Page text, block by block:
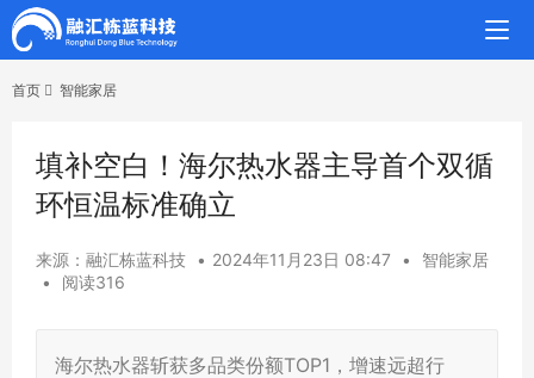
首页 智能家居
填补空白！海尔热水器主导首个双循
环恒温标准确立
来源：融汇栋蓝科技 • 2024年11月23日 08:47 •
智能家居
•
阅读316
海尔热水器斩获多品类份额TOP1，增速远超行